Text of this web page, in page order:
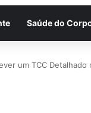
Saúde do
um TCC